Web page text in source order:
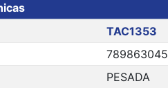
TAC1353
PESADA